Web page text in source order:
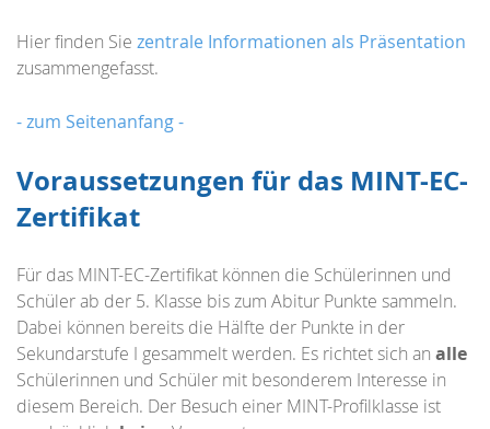
Hier finden Sie zentrale Informationen als Präsentation
zusammengefasst.
- zum Seitenanfang -
Voraussetzungen für das MINT-EC-
Zertifikat
Für das MINT-EC-Zertifikat können die Schülerinnen und
Schüler ab der 5. Klasse bis zum Abitur Punkte sammeln.
Dabei können bereits die Hälfte der Punkte in der
Sekundarstufe I gesammelt werden. Es richtet sich an alle
Schülerinnen und Schüler mit besonderem Interesse in
diesem Bereich. Der Besuch einer MINT-Profilklasse ist